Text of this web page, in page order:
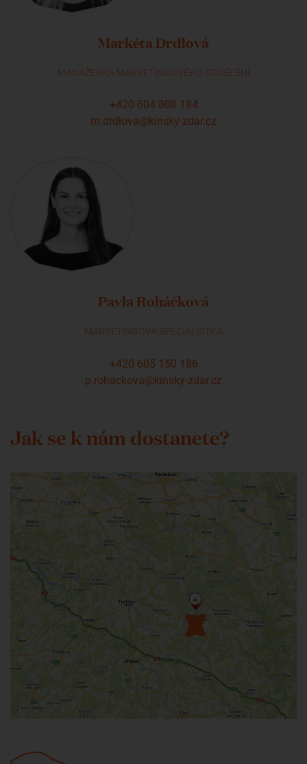
Markéta Drdlová
MANAŽERKA MARKETINGOVÉHO ODDĚLENÍ
+420 604 808 184
m.drdlova@kinsky-zdar.cz
Pavla Roháčková
MARKETINGOVÁ SPECIALISTKA
+420 605 150 186
p.rohackova@kinsky-zdar.cz
Jak se k nám dostanete?